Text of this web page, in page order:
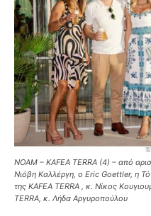
NOAM – KAFEA TERRA (4) – από
Νιόβη Καλλέργη, ο Eric Goettler, η
της KAFEA TERRA , κ. Νίκος
TERRA, κ. Λήδα Αργυροπούλου